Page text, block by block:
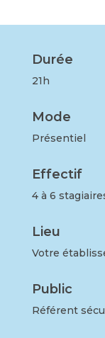
Durée
21h
Mode
Présentiel
Effectif
4 à 6
Lieu
Votre
Public
Référent